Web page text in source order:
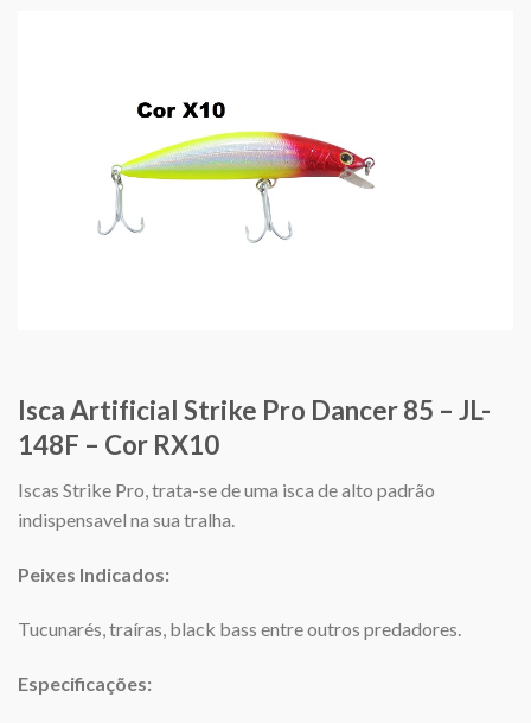
Isca Artificial Strike Pro Dancer 85 – JL-
148F – Cor RX10
Iscas Strike Pro, trata-se de uma isca de alto padrão
indispensavel na sua tralha.
Peixes Indicados:
Tucunarés, traíras, black bass entre outros predadores.
Especificações: